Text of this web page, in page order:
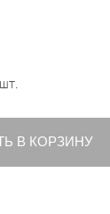
шт.
В КОРЗИНУ